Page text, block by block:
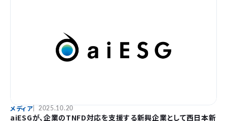
メディア 2025.10.20
aiESGが、企業のTNFD対応を支援する新興企業として西日本新